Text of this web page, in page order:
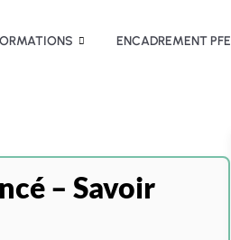
ENCADREMENT PFE
– Savoir